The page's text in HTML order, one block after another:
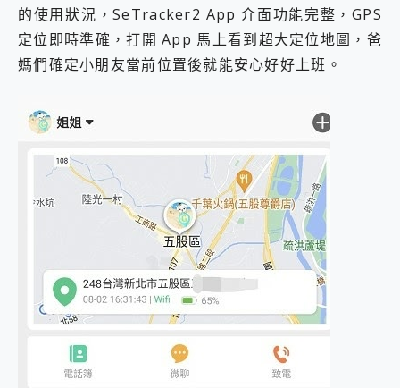
的使用狀況，SeTracker2 App 介面功能完整，GPS
定位即時準確，打開 App 馬上看到超大定位地圖，爸
媽們確定小朋友當前位置後就能安心好好上班。